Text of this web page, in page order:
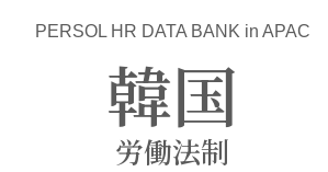
PERSOL HR DATA BANK in APAC
韓国
労働法制